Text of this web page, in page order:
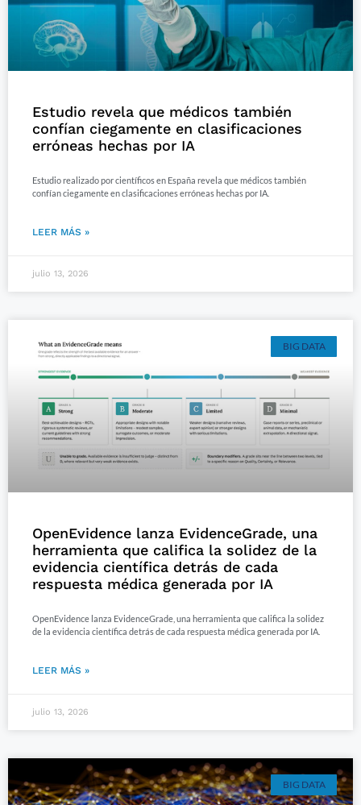
Estudio revela que médicos también
confían ciegamente en clasificaciones
erróneas hechas por IA
Estudio realizado por científicos en España revela que médicos también
confían ciegamente en clasificaciones erróneas hechas por IA.
LEER MÁS »
julio 13, 2026
BIG DATA
OpenEvidence lanza EvidenceGrade, una
herramienta que califica la solidez de la
evidencia científica detrás de cada
respuesta médica generada por IA
OpenEvidence lanza EvidenceGrade, una herramienta que califica la solidez
de la evidencia científica detrás de cada respuesta médica generada por IA.
LEER MÁS »
julio 13, 2026
BIG DATA